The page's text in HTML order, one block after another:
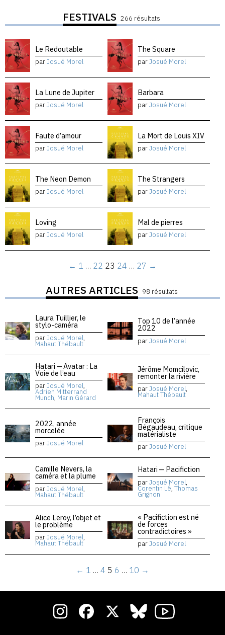
FESTIVALS 266 résultats
Le Redoutable
parJosué Morel
The Square
parJosué Morel
La Lune de Jupiter
parJosué Morel
Barbara
parJosué Morel
Faute d’amour
parJosué Morel
La Mort de Louis XIV
parJosué Morel
The Neon Demon
parJosué Morel
The Strangers
parJosué Morel
Loving
parJosué Morel
Mal de pierres
parJosué Morel
← 1 … 22 23 24 … 27 →
AUTRES ARTICLES 98 résultats
Laura Tuillier, le
stylo-caméra
parJosué Morel,
Mahaut Thébault
Top 10 de l’année
2022
parJosué Morel
Hatari — Avatar : La
Voie de l’eau
parJosué Morel,
Adrien Mitterrand
Munch, Marin Gérard
Jérôme Momcilovic,
remonter la rivière
parJosué Morel,
Mahaut Thébault
2022, année
morcelée
parJosué Morel
François
Bégaudeau, critique
matérialiste
parJosué Morel
Camille Nevers, la
caméra et la plume
parJosué Morel,
Mahaut Thébault
Hatari — Pacifiction
parJosué Morel,
Corentin Lê, Thomas
Grignon
Alice Leroy, l’objet et
le problème
parJosué Morel,
Mahaut Thébault
« Pacifiction est né
de forces
contradictoires »
parJosué Morel
← 1 … 4 5 6 … 10 →